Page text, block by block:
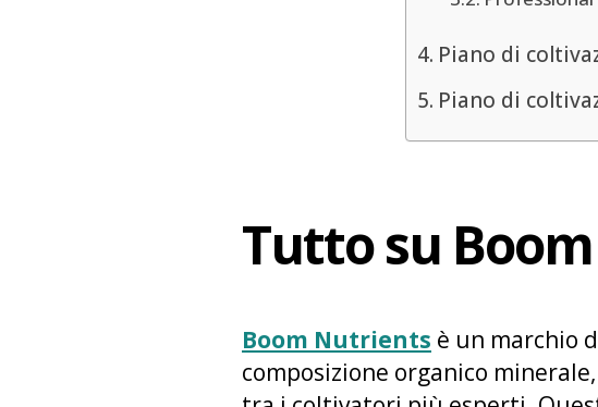
Piano di
Piano di
Tutto su
Boom Nutrients è un marchio
composizione organico